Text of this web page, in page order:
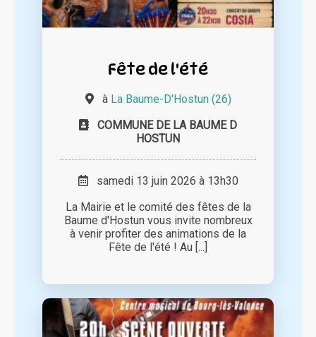
Fête de l'été
à La Baume-D'Hostun (26)
COMMUNE DE LA BAUME D
HOSTUN
samedi 13 juin 2026 à 13h30
La Mairie et le comité des fêtes de la
Baume d'Hostun vous invite nombreux
à venir profiter des animations de la
Fête de l'été ! Au [...]